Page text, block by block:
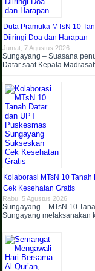
Duta Pramuka MTsN 10
Diiringi Doa dan Harapan
Jumat, 7 Agustus 2026
Sungayang – Suasana
Datar saat Kepala
Kolaborasi MTsN 10
Cek Kesehatan Gratis
Rabu, 5 Agustus 2026
Sungayang – MTsN 10
Sungayang melaksanakan